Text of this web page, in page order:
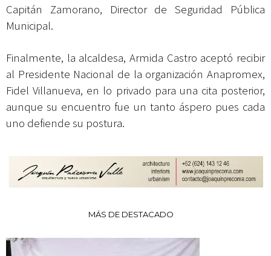
Capitán Zamorano, Director de Seguridad Pública
Municipal.
Finalmente, la alcaldesa, Armida Castro aceptó recibir
al Presidente Nacional de la organización Anapromex,
Fidel Villanueva, en lo privado para una cita posterior,
aunque su encuentro fue un tanto áspero pues cada
uno defiende su postura.
MÁS DE DESTACADO